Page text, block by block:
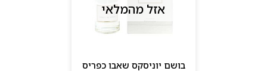
למה לבחור ב–Chabaud
ניחוחות עדינים, נקיים ורומנטיים
אזל מהמלאי
בושם יוניסקס שאבו כפריס